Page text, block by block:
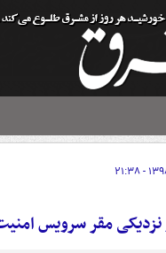
نزدیکی مقر سرویس